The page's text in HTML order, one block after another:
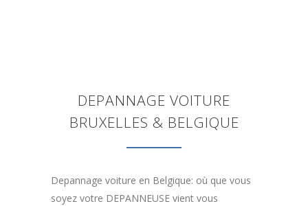
DEPANNAGE VOITURE
BRUXELLES & BELGIQUE
Depannage voiture en Belgique: où que vous
soyez votre DEPANNEUSE vient vous